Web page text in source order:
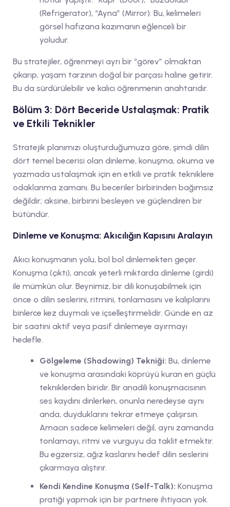
(Refrigerator), “Ayna” (Mirror). Bu, kelimeleri
görsel hafızana kazımanın eğlenceli bir
yoludur.
Bu stratejiler, öğrenmeyi ayrı bir “görev” olmaktan
çıkarıp, yaşam tarzının doğal bir parçası haline getirir.
Bu da sürdürülebilir ve kalıcı öğrenmenin anahtarıdır.
Bölüm 3: Dört Beceride Ustalaşmak: Pratik
ve Etkili Teknikler
Stratejik planımızı oluşturduğumuza göre, şimdi dilin
dört temel becerisi olan dinleme, konuşma, okuma ve
yazmada ustalaşmak için en etkili ve pratik tekniklere
odaklanma zamanı. Bu beceriler birbirinden bağımsız
değildir; aksine, birbirini besleyen ve güçlendiren bir
bütündür.
Dinleme ve Konuşma: Akıcılığın Kapısını Aralayın
Akıcı konuşmanın yolu, bol bol dinlemekten geçer.
Konuşma (çıktı), ancak yeterli miktarda dinleme (girdi)
ile mümkün olur. Beynimiz, bir dili konuşabilmek için
önce o dilin seslerini, ritmini, tonlamasını ve kalıplarını
binlerce kez duymalı ve içselleştirmelidir. Günde en az
bir saatini aktif veya pasif dinlemeye ayırmayı
hedefle.
Gölgeleme (Shadowing) Tekniği: Bu, dinleme
ve konuşma arasındaki köprüyü kuran en güçlü
tekniklerden biridir. Bir anadili konuşmacısının
ses kaydını dinlerken, onunla neredeyse aynı
anda, duyduklarını tekrar etmeye çalışırsın.
Amacın sadece kelimeleri değil, aynı zamanda
tonlamayı, ritmi ve vurguyu da taklit etmektir.
Bu egzersiz, ağız kaslarını hedef dilin seslerini
çıkarmaya alıştırır.
Kendi Kendine Konuşma (Self-Talk): Konuşma
pratiği yapmak için bir partnere ihtiyacın yok.